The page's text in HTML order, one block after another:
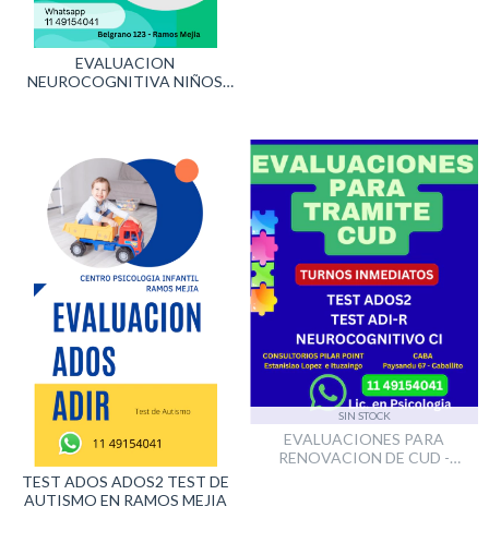
EVALUACION
NEUROCOGNITIVA NIÑOS
TEST ADOS ADOS2 TEST DE
AUTISMO EN RAMOS MEJIA
SIN STOCK
EVALUACIONES PARA
RENOVACION DE CUD -